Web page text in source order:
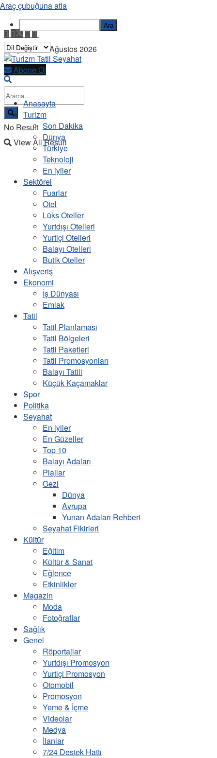
Perşembe, 6 Ağustos 2026
No Result
View All Result
Abone Ol
Anasayfa
Turizm
Son Dakika
Dünya
Türkiye
Teknoloji
En iyiler
Sektörel
Fuarlar
Otel
Lüks Oteller
Yurtdışı Otelleri
Yurtiçi Otelleri
Balayı Otelleri
Butik Oteller
Alışveriş
Ekonomi
İş Dünyası
Emlak
Tatil
Tatil Planlaması
Tatil Bölgeleri
Tatil Paketleri
Tatil Promosyonları
Balayı Tatili
Küçük Kaçamaklar
Spor
Politika
Seyahat
En iyiler
En Güzeller
Top 10
Balayı Adaları
Plajlar
Gezi
Dünya
Avrupa
Yunan Adaları Rehberi
Seyahat Fikirleri
Kültür
Eğitim
Kültür & Sanat
Eğlence
Etkinlikler
Magazin
Moda
Fotoğraflar
Sağlık
Genel
Röportajlar
Yurtdışı Promosyon
Yurtiçi Promosyon
Otomobil
Promosyon
Yeme & İçme
Videolar
Medya
İlanlar
7/24 Destek Hattı
Araç çubuğuna atla
Ara